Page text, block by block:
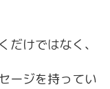
けではなく、
ージを持ってい